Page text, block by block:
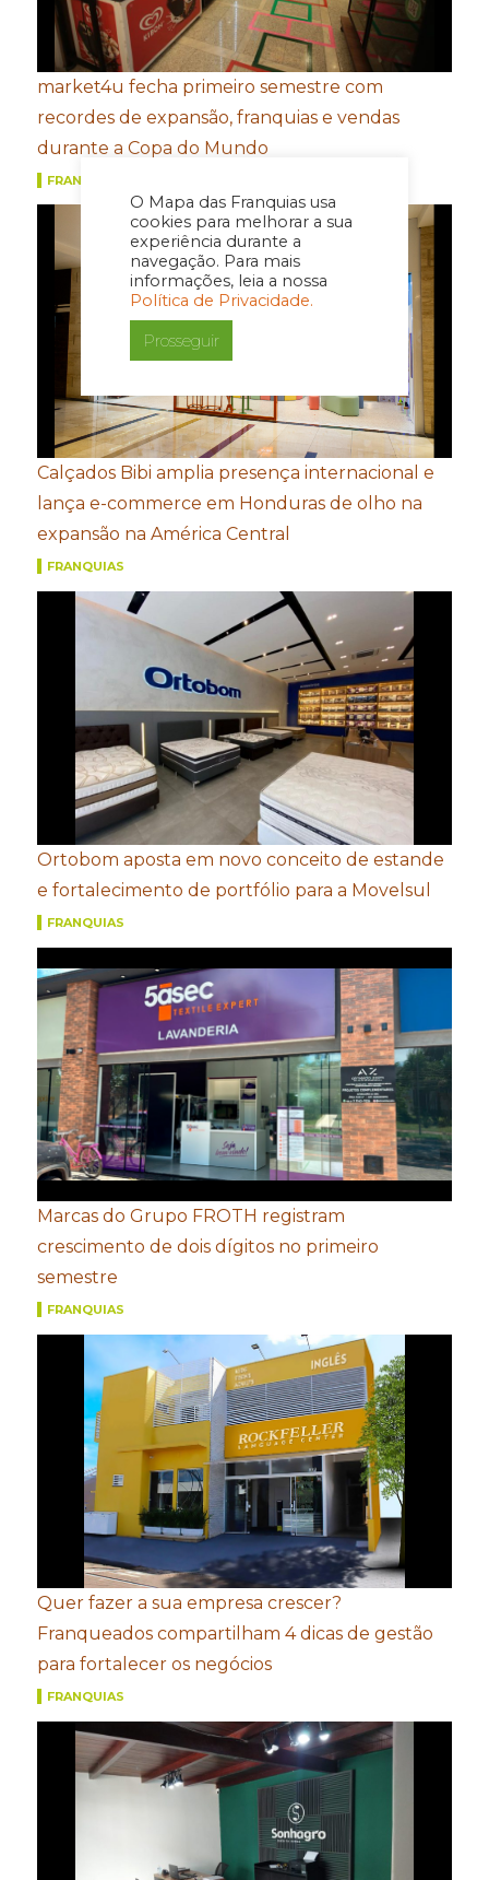
O Mapa das Franquias usa
cookies para melhorar a sua
experiência durante a
navegação. Para mais
informações, leia a nossa
Política de Privacidade.
Prosseguir
market4u fecha primeiro semestre com
recordes de expansão, franquias e vendas
durante a Copa do Mundo
FRANQUIAS
Calçados Bibi amplia presença internacional e
lança e-commerce em Honduras de olho na
expansão na América Central
FRANQUIAS
Ortobom aposta em novo conceito de estande
e fortalecimento de portfólio para a Movelsul
FRANQUIAS
Marcas do Grupo FROTH registram
crescimento de dois dígitos no primeiro
semestre
FRANQUIAS
Quer fazer a sua empresa crescer?
Franqueados compartilham 4 dicas de gestão
para fortalecer os negócios
FRANQUIAS